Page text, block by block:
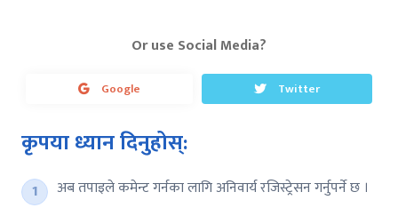
Or use Social Media?
Google Twitter
कृपया ध्यान दिनुहोस्:
अब तपाइले कमेन्ट गर्नका लागि अनिवार्य रजिस्ट्रेसन गर्नुपर्ने छ ।